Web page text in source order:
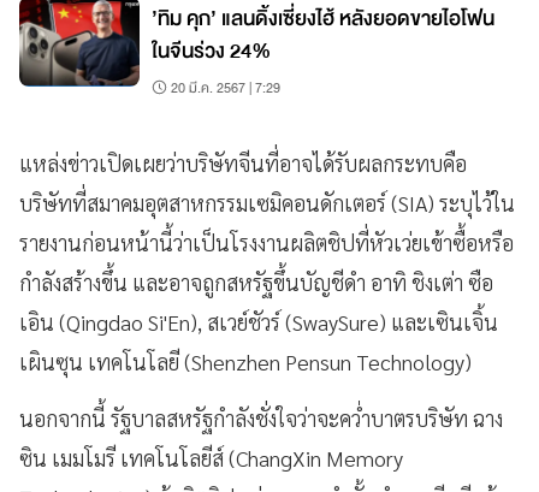
’ทิม คุก’ แลนดิ้งเซี่ยงไฮ้ หลังยอดขายไอโฟน
ในจีนร่วง 24%
20 มี.ค. 2567 | 7:29
แหล่งข่าวเปิดเผยว่าบริษัทจีนที่อาจได้รับผลกระทบคือ
บริษัทที่สมาคมอุตสาหกรรมเซมิคอนดักเตอร์ (SIA) ระบุไว้ใน
รายงานก่อนหน้านี้ว่าเป็นโรงงานผลิตชิปที่หัวเว่ยเข้าซื้อหรือ
กำลังสร้างขึ้น และอาจถูกสหรัฐขึ้นบัญชีดำ อาทิ ชิงเต่า ซือ
เอิน (Qingdao Si'En), สเวย์ชัวร์ (SwaySure) และเซินเจิ้น
เผินซุน เทคโนโลยี (Shenzhen Pensun Technology)
นอกจากนี้ รัฐบาลสหรัฐกำลังชั่งใจว่าจะคว่ำบาตรบริษัท ฉาง
ซิน เมมโมรี เทคโนโลยีส์ (ChangXin Memory